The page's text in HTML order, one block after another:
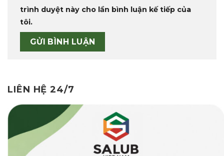
LIÊN HỆ 24/7
trình duyệt này cho lần bình luận kế tiếp của
tôi.